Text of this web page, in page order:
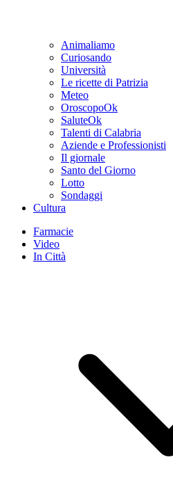
Animaliamo
Curiosando
Università
Le ricette di Patrizia
Meteo
OroscopoOk
SaluteOk
Talenti di Calabria
Aziende e Professionisti
Il giornale
Santo del Giorno
Lotto
Sondaggi
Cultura
Farmacie
Video
In Città